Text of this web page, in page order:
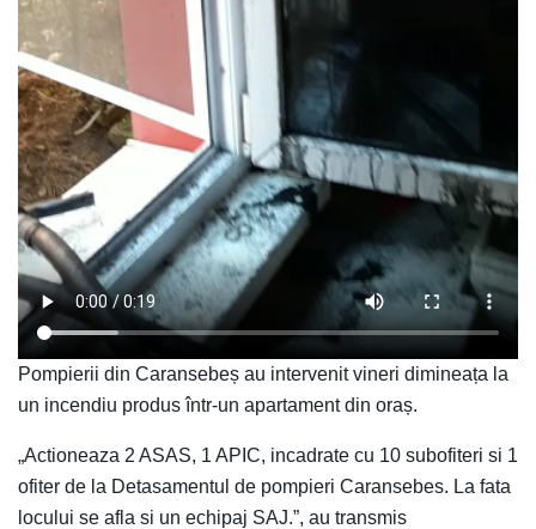
Pompierii din Caransebeș au intervenit vineri dimineața la
un incendiu produs într-un apartament din oraș.
„Actioneaza 2 ASAS, 1 APIC, incadrate cu 10 subofiteri si 1
ofiter de la Detasamentul de pompieri Caransebes. La fata
locului se afla si un echipaj SAJ.”, au transmis